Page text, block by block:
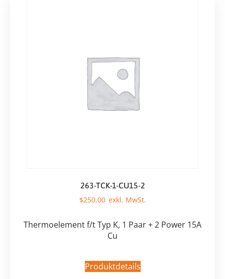
263-TCK-1-CU15-2
$250,00
Thermoelement f/t Typ K, 1 Paar + 2 Power 15A
Cu
Produktdetails